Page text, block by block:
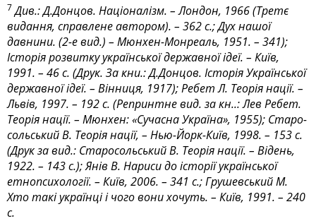
7Див.: Д.Донцов. Націоналізм. – Лондон, 1966 (Третє
видання, справлене автором). – 362 с.; Дух нашої
давнини. (2-е вид.) – Мюнхен-Монреаль, 1951. – 341);
Історія розвитку української державної ідеї. – Київ,
1991. – 46 с. (Друк. За кни.: Д.Донцов. Історія Української
державної ідеї. – Вінниця, 1917); Ребет Л. Теорія нації. –
Львів, 1997. – 192 с. (Репринтне вид. за кн..: Лев Ребет.
Теорія нації. – Мюнхен: «Сучасна Україна», 1955); Старо­
со­льський В. Теорія нації, – Нью-Йорк-Київ, 1998. – 153 с.
(Друк за вид.: Старосольський В. Теорія нації. – Відень,
1922. – 143 с.); Янів В. Нариси до історії української
етнопсихології. – Київ, 2006. – 341 с.; Грушевський М.
Хто такі українці і чого вони хочуть. – Київ, 1991. – 240
с.